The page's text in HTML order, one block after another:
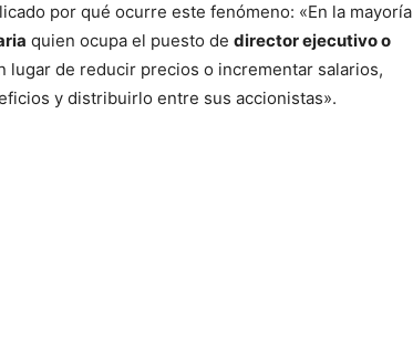
por qué ocurre este fenómeno: «En la mayoría
quien ocupa el puesto de director ejecutivo o
lugar de reducir precios o incrementar salarios,
y distribuirlo entre sus accionistas».